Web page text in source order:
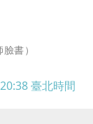
書）
臺北時間